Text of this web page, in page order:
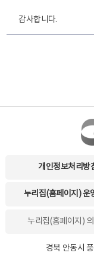
감사합니다.
개인정보처리방
누리집(홈페이지) 운
누리집(홈페이지)
경북 안동시